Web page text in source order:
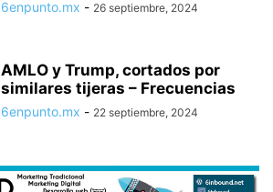
6enpunto.mx - 26 septiembre, 2024
AMLO y Trump, cortados por
similares tijeras – Frecuencias
6enpunto.mx - 22 septiembre, 2024